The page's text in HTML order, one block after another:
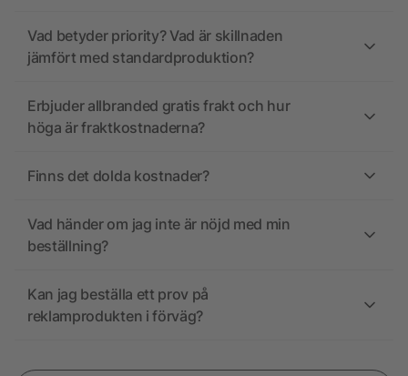
Vad betyder priority? Vad är skillnaden
jämfört med standardproduktion?
Erbjuder allbranded gratis frakt och hur
höga är fraktkostnaderna?
Finns det dolda kostnader?
Vad händer om jag inte är nöjd med min
beställning?
Kan jag beställa ett prov på
reklamprodukten i förväg?